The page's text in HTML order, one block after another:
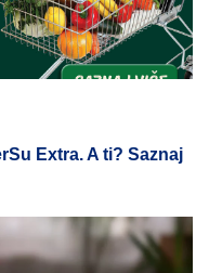
Extra. A ti? Saznaj